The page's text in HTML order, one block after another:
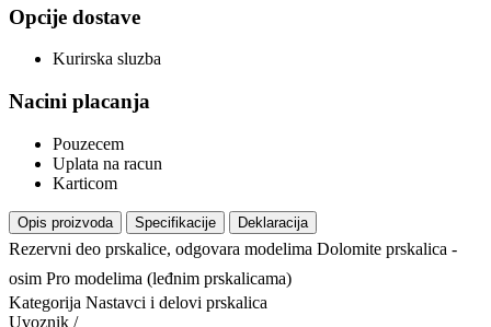
Opcije dostave
Kurirska sluzba
Nacini placanja
Pouzecem
Uplata na racun
Karticom
Opis proizvoda Specifikacije Deklaracija
Rezervni deo prskalice, odgovara modelima Dolomite prskalica -
osim Pro modelima (leđnim prskalicama)
Kategorija Nastavci i delovi prskalica
Uvoznik /